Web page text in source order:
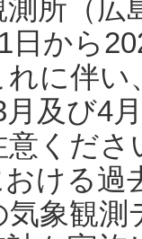
所（
日から
に伴い
及び4
くだ
ける過
気象観